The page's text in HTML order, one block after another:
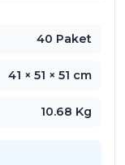
40 Paket
41 × 51 × 51 cm
10.68 Kg